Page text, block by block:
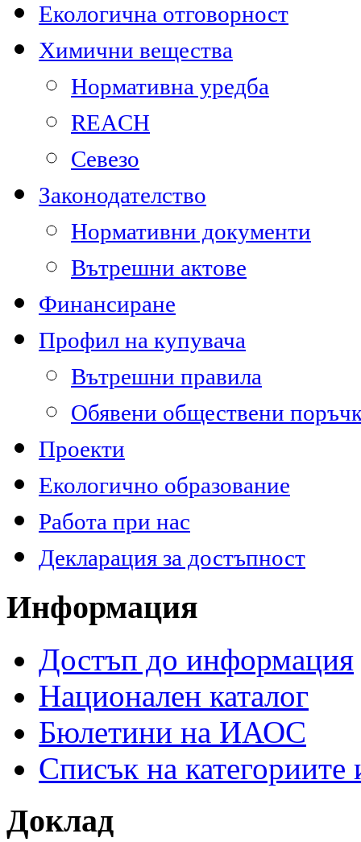
Екологична отговорност
Химични вещества
Нормативна уредба
REACH
Севезо
Законодателство
Нормативни документи
Вътрешни актове
Финансиране
Профил на купувача
Вътрешни правила
Обявени обществени
Проекти
Екологично образование
Работа при нас
Декларация за достъпност
Информация
Достъп до информация
Национален каталог
Бюлетини на ИАОС
Списък на
Доклад